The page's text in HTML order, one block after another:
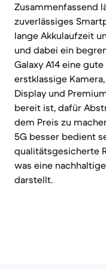
Zusammenfassend
zuverlässiges
lange Akkulaufzeit
und dabei ein
Galaxy A14 eine
erstklassige
Display und
bereit ist, dafür
dem Preis zu
5G besser bedient
qualitätsgesicherte
was eine
darstellt.